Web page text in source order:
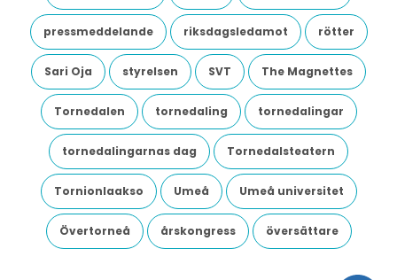
pressmeddelande riksdagsledamot rötter
Sari Oja styrelsen SVT The Magnettes
Tornedalen tornedaling tornedalingar
tornedalingarnas dag Tornedalsteatern
Tornionlaakso Umeå Umeå universitet
Övertorneå årskongress översättare